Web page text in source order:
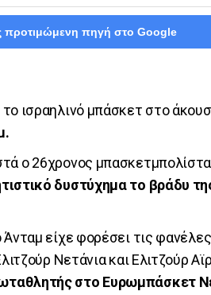
προτιμώμενη πηγή στο Google
ισραηλινό μπάσκετ στο
ο 26χρονος
δυστύχημα το βράδυ
είχε φορέσει τις
Νετάνια και Ελιτζούρ
στο Ευρωμπάσκετ